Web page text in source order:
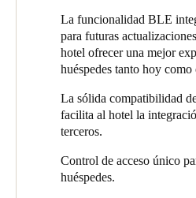
Czech Republic
La funcionalidad BLE
para futuras
hotel ofrecer una mejor
huéspedes tanto hoy
La sólida compatibilidad
facilita al hotel la
terceros.
Control de acceso único
huéspedes.